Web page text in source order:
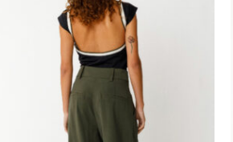
precio
original
46,00 €.
precio
actual
es:
29,00 €.